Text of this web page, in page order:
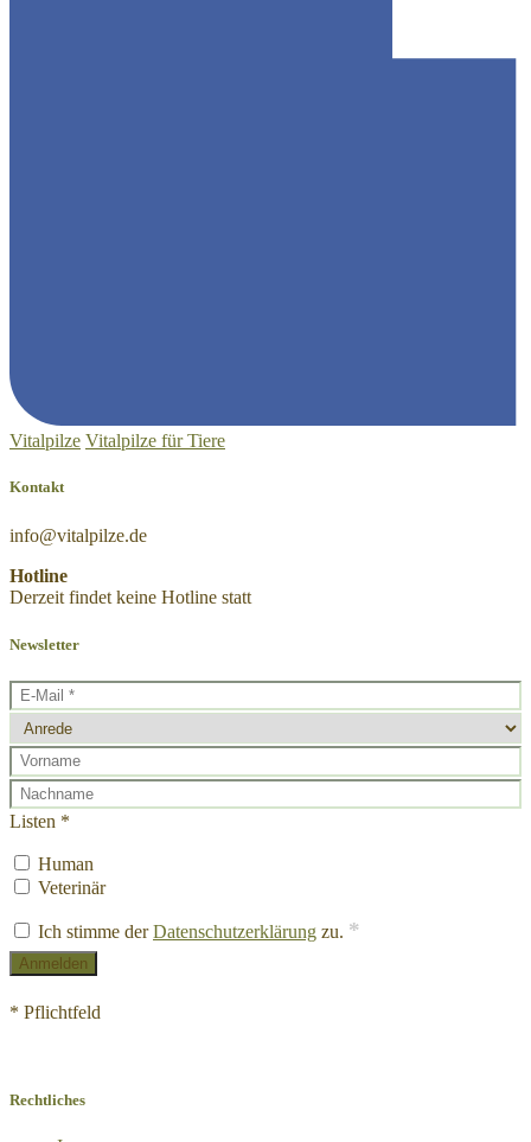
Vitalpilze Vitalpilze für Tiere
Kontakt
Hotline
Derzeit findet keine Hotline statt
Newsletter
Listen *
Human
Veterinär
Ich stimme derDatenschutzerklärung zu. *
* Pflichtfeld
Rechtliches